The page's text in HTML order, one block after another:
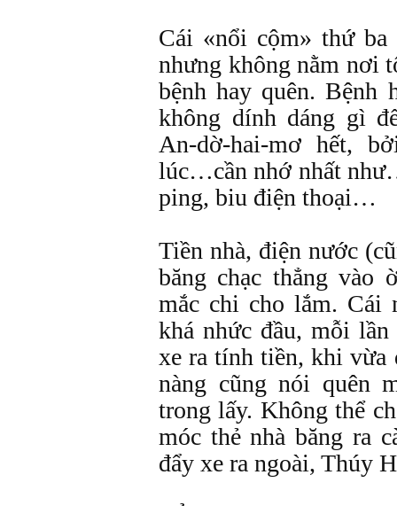
Cái «nổi cộm» thứ
nhưng không nằm nơi
bệnh hay quên. Bệnh
không dính dáng gì
An-dờ-hai-mơ hết,
lúc…cần nhớ nhất
ping, biu điện thoại…
Tiền nhà, điện nước
băng chạc thẳng vào
mắc chi cho lắm. Cái
khá nhức đầu, mỗi
xe ra tính tiền, khi vừa
nàng cũng nói quên
trong lấy. Không thể
móc thẻ nhà băng ra
đẩy xe ra ngoài, Thúy